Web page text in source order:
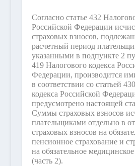
Согласно статье 432
Российской Федерации
страховых взносов,
расчетный период
указанными в подпункте 2
419 Налогового кодекса
Федерации, производится
в соответствии со статьей
кодекса Российской
предусмотрено настоящей
Суммы страховых взносов
плательщиками отдельно в
страховых взносов на
пенсионное страхование и
на обязательное
(часть 2).